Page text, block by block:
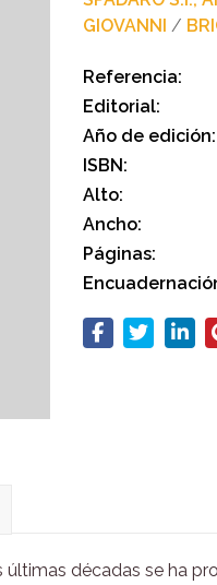
GIOVANNI /
Referencia:
Editorial:
Año de edición:
ISBN:
Alto:
Ancho:
Páginas:
décadas se ha